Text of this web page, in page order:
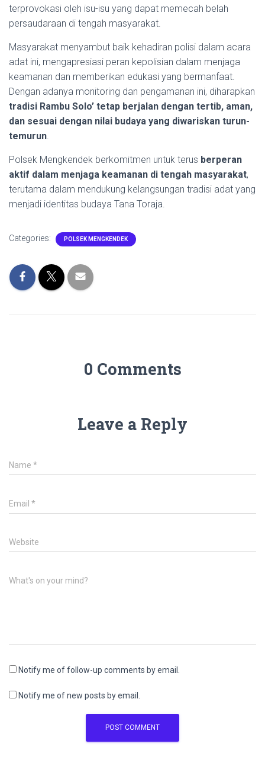
terprovokasi oleh isu-isu yang dapat memecah belah
persaudaraan di tengah masyarakat.
Masyarakat menyambut baik kehadiran polisi dalam acara
adat ini, mengapresiasi peran kepolisian dalam menjaga
keamanan dan memberikan edukasi yang bermanfaat.
Dengan adanya monitoring dan pengamanan ini, diharapkan
tradisi Rambu Solo’ tetap berjalan dengan tertib, aman,
dan sesuai dengan nilai budaya yang diwariskan turun-
temurun
Polsek Mengkendek berkomitmen untuk terus berperan
aktif dalam menjaga keamanan di tengah masyarakat,
terutama dalam mendukung kelangsungan tradisi adat yang
menjadi identitas budaya Tana Toraja.
Categories: POLSEK MENGKENDEK
0 Comments
Leave a Reply
Name *
Email *
Website
What's on your mind?
Notify me of follow-up comments by email.
Notify me of new posts by email.